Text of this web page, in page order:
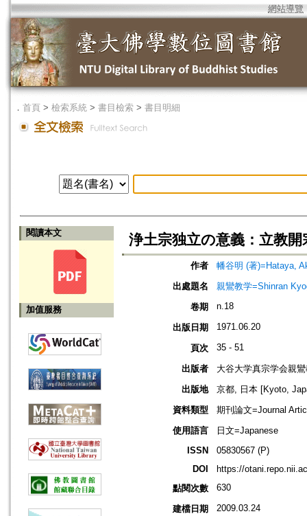
網站導覽
． 首頁 > 檢索系統 > 書目檢索 > 書目明細
閱讀本文
加值服務
浄土宗独立の意義：立教
作者
幡谷明 (著)=Hataya,
出處題名
親鸞教学=Shinran
卷期
n.18
出版日期 1971.06.20
頁次 35 - 51
出版者
大谷大学真宗学会親
出版地
京都, 日本 [Kyoto,
資料類型
期刊論文=Journal
使用語言
日文=Japanese
ISSN
05830567 (P)
DOI
https://
點閱次數
630
建檔日期 2009.03.24